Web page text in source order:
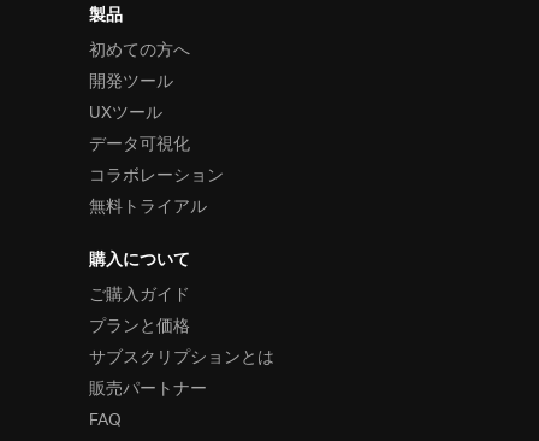
製品
初めての方へ
開発ツール
UXツール
データ可視化
コラボレーション
無料トライアル
購入について
ご購入ガイド
プランと価格
サブスクリプションとは
販売パートナー
FAQ